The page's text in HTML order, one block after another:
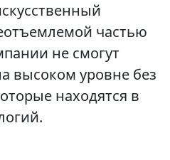
частью
не смогут
высоком уровне без
находятся в